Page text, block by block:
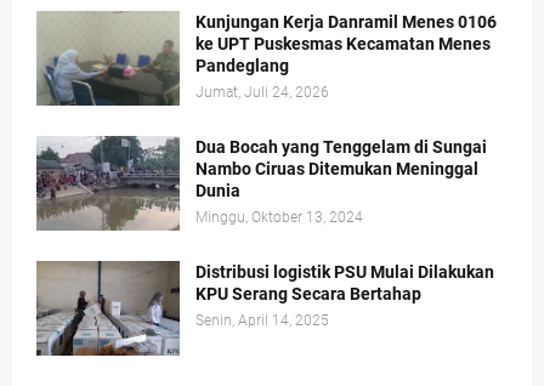
Kunjungan Kerja Danramil Menes 0106
ke UPT Puskesmas Kecamatan Menes
Pandeglang
Jumat, Juli 24, 2026
Dua Bocah yang Tenggelam di Sungai
Nambo Ciruas Ditemukan Meninggal
Dunia
Minggu, Oktober 13, 2024
Distribusi logistik PSU Mulai Dilakukan
KPU Serang Secara Bertahap
Senin, April 14, 2025